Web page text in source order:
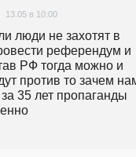
13.05 в 10:00
люди не захотят в
референдум и
РФ тогда можно и
против то зачем
35 лет пропаганды